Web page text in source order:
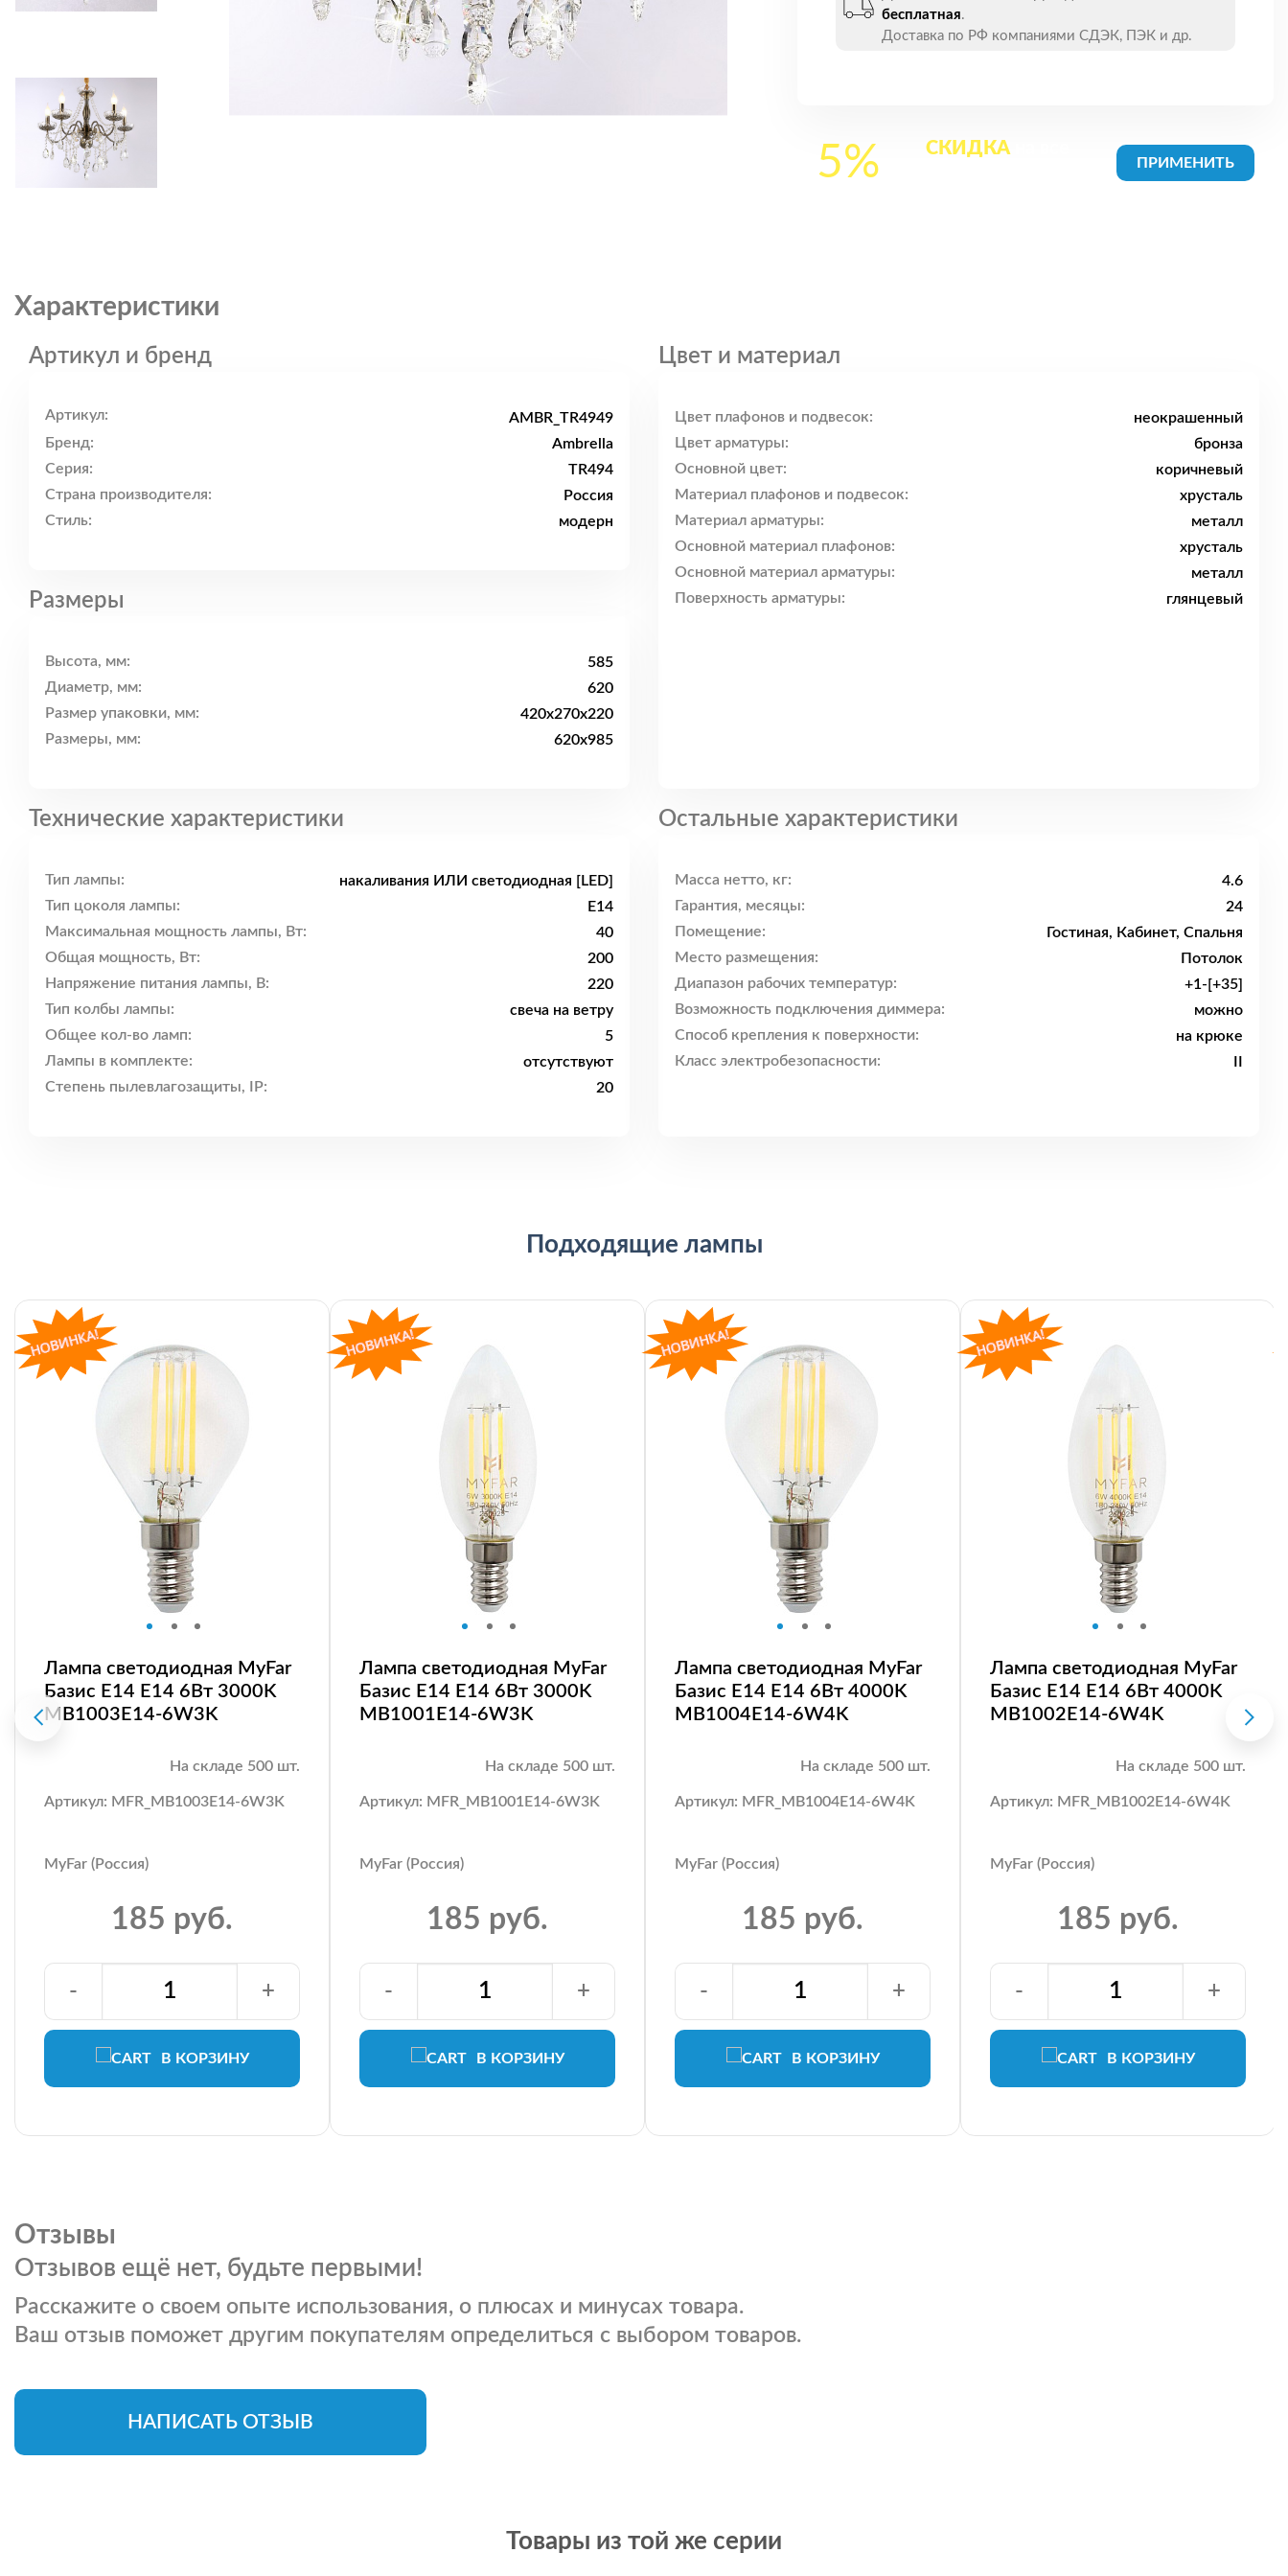
бесплатная.
Доставка по РФ компаниями СДЭК, ПЭК и др.
5% СКИДКА
Характеристики
Артикул и бренд
Артикул:
AMBR_TR4949
Бренд:
Ambrella
Серия:
TR494
Страна производителя:
Россия
Стиль:
модерн
Размеры
Высота, мм:
585
Диаметр, мм:
620
Размер упаковки, мм:
420x270x220
Размеры, мм:
620x985
Цвет и материал
Цвет плафонов и подвесок:
неокрашенный
Цвет арматуры:
бронза
Основной цвет:
коричневый
Материал плафонов и подвесок:
хрусталь
Материал арматуры:
металл
Основной материал плафонов:
хрусталь
Основной материал арматуры:
металл
Поверхность арматуры:
глянцевый
Технические характеристики
Тип лампы:
накаливания ИЛИ светодиодная [LED]
Тип цоколя лампы:
E14
Максимальная мощность лампы, Вт:
40
Общая мощность, Вт:
200
Напряжение питания лампы, В:
220
Тип колбы лампы:
свеча на ветру
Общее кол-во ламп:
5
Лампы в комплекте:
отсутствуют
Степень пылевлагозащиты, IP:
20
Остальные характеристики
Масса нетто, кг:
4.6
Гарантия, месяцы:
24
Помещение:
Гостиная, Кабинет, Спальня
Место размещения:
Потолок
Диапазон рабочих температур:
+1-[+35]
Возможность подключения диммера:
можно
Способ крепления к поверхности:
на крюке
Класс электробезопасности:
II
Подходящие лампы
Лампа светодиодная MyFar
Базис E14 E14 6Вт 3000K
MB1003E14-6W3K
На складе 500 шт.
Артикул: MFR_MB1003E14-6W3K
MyFar (Россия)
185 руб.
В КОРЗИНУ
- +
Лампа светодиодная MyFar
Базис E14 E14 6Вт 3000K
MB1001E14-6W3K
На складе 500 шт.
Артикул: MFR_MB1001E14-6W3K
MyFar (Россия)
185 руб.
В КОРЗИНУ
- +
Лампа светодиодная MyFar
Базис E14 E14 6Вт 4000K
MB1004E14-6W4K
На складе 500 шт.
Артикул: MFR_MB1004E14-6W4K
MyFar (Россия)
185 руб.
В КОРЗИНУ
- +
Лампа светодиодная MyFar
Базис E14 E14 6Вт 4000K
MB1002E14-6W4K
На складе 500 шт.
Артикул: MFR_MB1002E14-6W4K
MyFar (Россия)
185 руб.
В КОРЗИНУ
- +
Отзывы
Отзывов ещё нет, будьте первыми!
Расскажите о своем опыте использования, о плюсах и минусах товара.
Ваш отзыв поможет другим покупателям определиться с выбором товаров.
НАПИСАТЬ ОТЗЫВ
Товары из той же серии